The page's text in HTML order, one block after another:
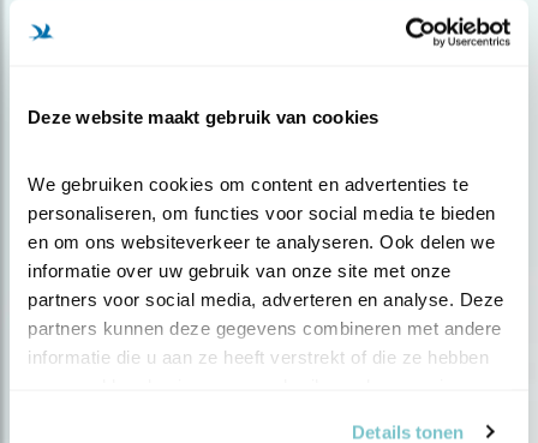
Deze website maakt gebruik van cookies
We gebruiken cookies om content en advertenties te
personaliseren, om functies voor social media te bieden
en om ons websiteverkeer te analyseren. Ook delen we
informatie over uw gebruik van onze site met onze
partners voor social media, adverteren en analyse. Deze
partners kunnen deze gegevens combineren met andere
informatie die u aan ze heeft verstrekt of die ze hebben
Details tonen
Meld je aan en ontvang nieuws, inspiratie, acties en tips
over vogels en activiteiten van Vogelbescherming.